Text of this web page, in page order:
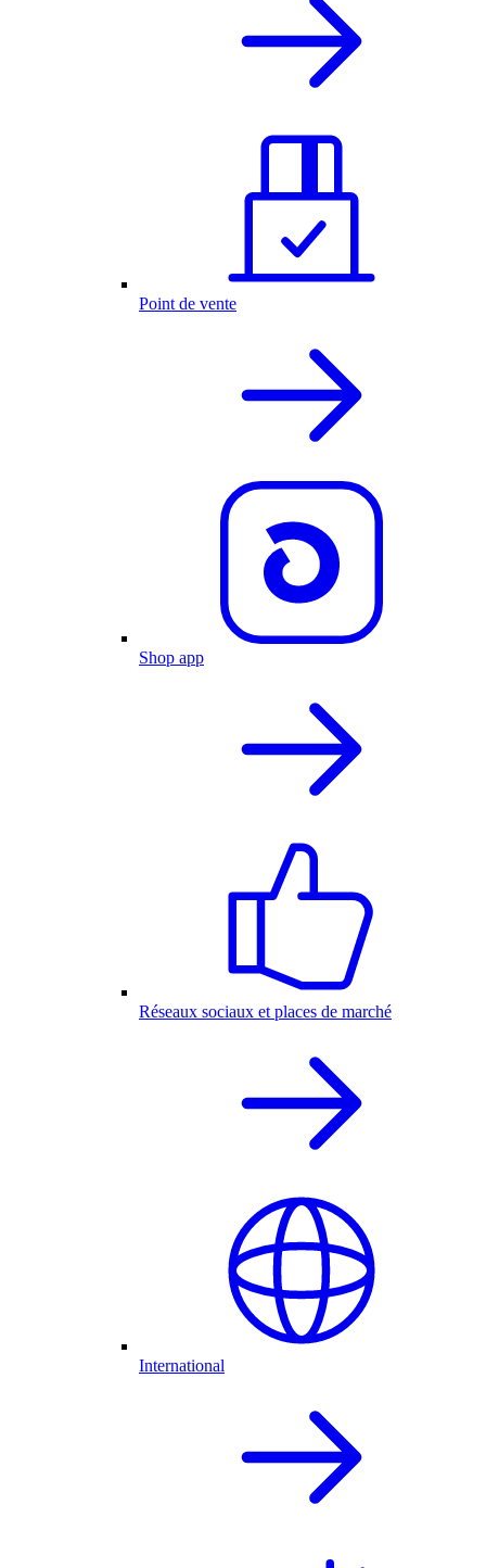
Point de vente
Shop app
Réseaux sociaux et places de marché
International